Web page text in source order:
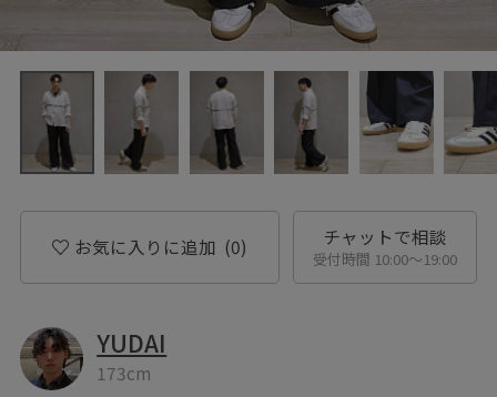
お気に入りに追加 (0) チャットで相談
受付時間 10:00〜19:00
YUDAI
173cm